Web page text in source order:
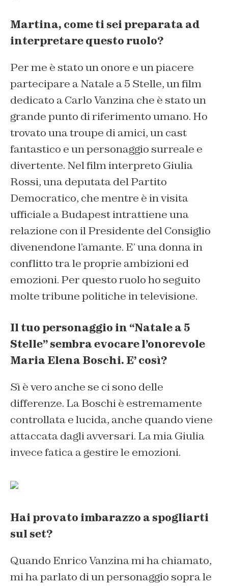
Martina, come ti sei preparata ad
interpretare questo ruolo?
Per me è stato un onore e un piacere
partecipare a Natale a 5 Stelle, un film
dedicato a CarloVanzinache è stato un
grande punto di riferimento umano. Ho
trovato una troupe di amici, un cast
fantastico e un personaggio surreale e
divertente. Nel filminterpreto Giulia
Rossi, una deputata del Partito
Democratico, che mentre è in visita
ufficiale a Budapest intrattiene una
relazione con il Presidente del Consiglio
divenendone l’amante. E’ una donna in
conflitto trale proprie ambizioni ed
emozioni. Per questo ruolo ho seguito
molte tribune politiche in televisione.
Il tuo personaggio in “Natale a 5
Stelle” sembra evocare l’onorevole
Maria Elena Boschi. E’ così?
Sì è vero anche se ci sono delle
differenze. LaBoschi è estremamente
controllata e lucida, anche quando viene
attaccata dagli avversari. La mia Giulia
invece fatica a gestire le emozioni.
Hai provato imbarazzo a spogliarti
sul set?
Quando EnricoVanzinami ha chiamato,
mi ha parlato di un personaggio sopra le